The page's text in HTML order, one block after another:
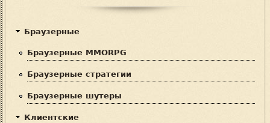
Браузерные
Браузерные MMORPG
Браузерные стратегии
Браузерные шутеры
Клиентские